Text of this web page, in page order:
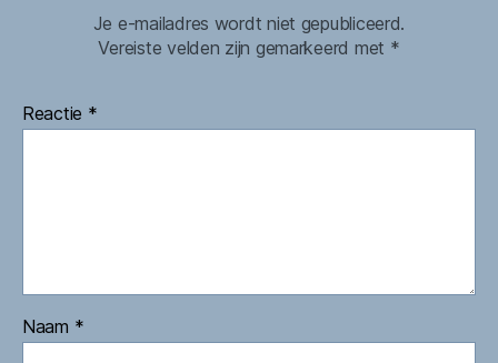
Je e-mailadres wordt niet gepubliceerd.
Vereiste velden zijn gemarkeerd met *
Reactie *
Naam *